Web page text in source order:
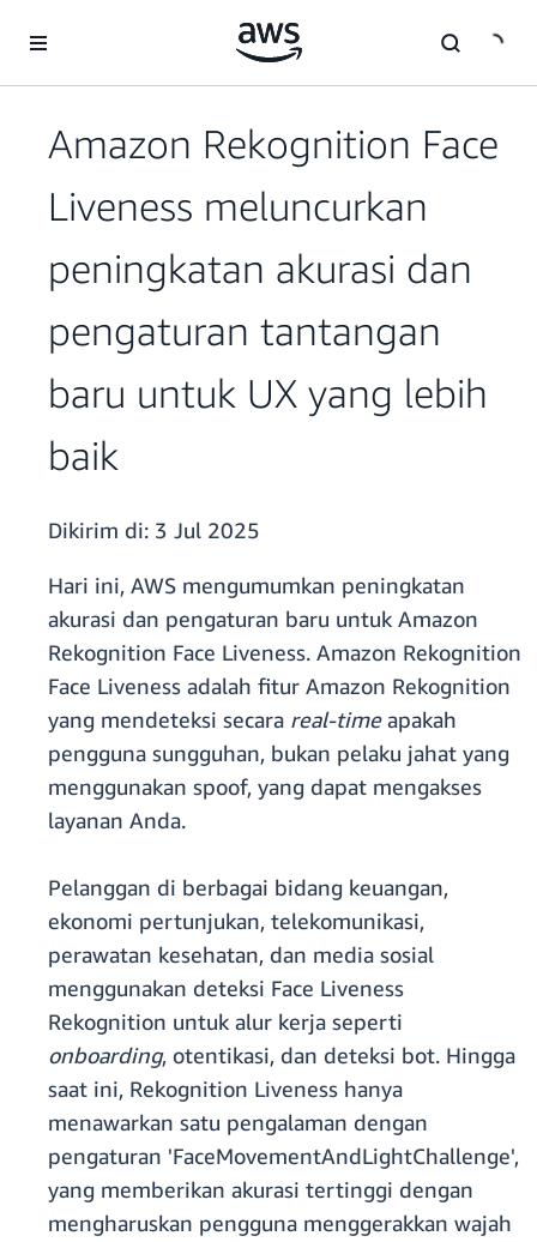
Amazon Rekognition Face
Liveness meluncurkan
peningkatan akurasi dan
pengaturan tantangan
baru untuk UX yang lebih
baik
Dikirim di: 3 Jul 2025
Hari ini, AWS mengumumkan peningkatan
akurasi dan pengaturan baru untuk Amazon
Rekognition Face Liveness. Amazon Rekognition
Face Liveness adalah fitur Amazon Rekognition
yang mendeteksi secara real-timeapakah
pengguna sungguhan, bukan pelaku jahat yang
menggunakan spoof, yang dapat mengakses
layanan Anda.
Pelanggan di berbagai bidang keuangan,
ekonomi pertunjukan, telekomunikasi,
perawatan kesehatan, dan media sosial
menggunakan deteksi Face Liveness
Rekognition untuk alur kerja seperti
onboarding, otentikasi, dan deteksi bot. Hingga
saat ini, Rekognition Liveness hanya
menawarkan satu pengalaman dengan
pengaturan 'FaceMovementAndLightChallenge',
yang memberikan akurasi tertinggi dengan
mengharuskan pengguna menggerakkan wajah